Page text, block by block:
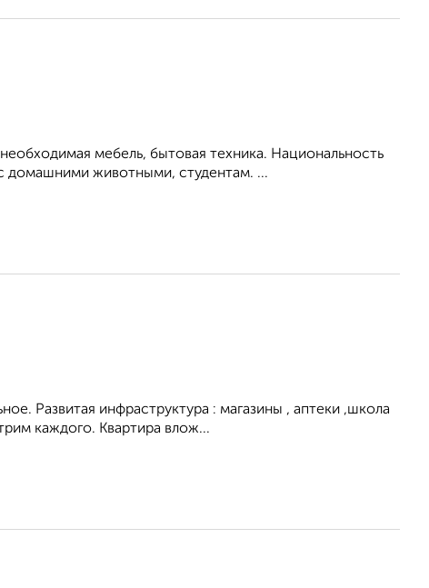
мебель, бытовая техника. Национальность
домашними животными, студентам. ...
Развитая инфраструктура : магазины , аптеки ,школа
каждого. Квартира влож...